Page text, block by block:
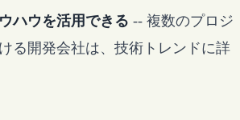
ハウを活用できる -- 複数のプロジ
る開発会社は、技術トレンドに詳